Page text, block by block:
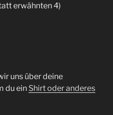
erwähnten 4)
uns über deine
du ein ⁠Shirt oder anderes